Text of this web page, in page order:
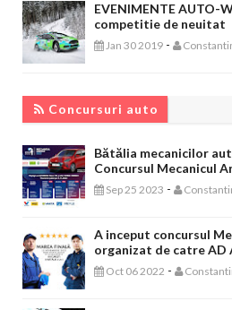
EVENIMENTE AUTO-
competitie de neuitat
Jan 30 2019 -
Concursuri auto
Bătălia mecanicilor
Concursul Mecanicul
Sep 25 2023 -
A inceput concursul
organizat de catre AD
Oct 06 2022 -